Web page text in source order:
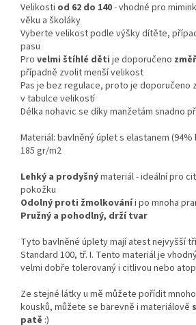
Velikosti od 62 do 140- vhodné pro
věku a školáky
Vyberte velikost podle výšky dítěte,
pasu
Pro velmi štíhlé děti je doporučeno
případně zvolit menší velikost
Pas je bez regulace, proto je
v tabulce velikostí
Délka nohavic se díky manžetám snadno
Materiál: bavlněný úplet s elastanem (94%
185 gr/m2
Lehký a prodyšnýmateriál - ideální pro
pokožku
Odolný proti žmolkováníi po mnoha
Pružný a pohodlný, drží tvar
Tyto bavlněné úplety mají atest nejvyšší
Standard 100, tř. I. Tento materiál je
velmi dobře tolerovaný i citlivou nebo
Ze stejné látky u mě můžete pořídit
kousků, můžete se barevně i materiálově
patě :)